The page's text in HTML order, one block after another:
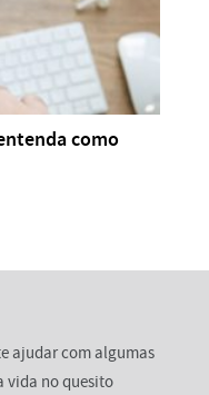
como
ajudar com algumas
vida no quesito